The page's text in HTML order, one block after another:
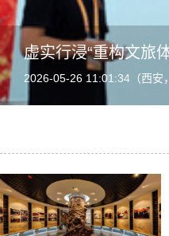
虚实行浸“重构文旅
2026-05-26 11:01:34（西安
目，连续多日保持满负荷运转